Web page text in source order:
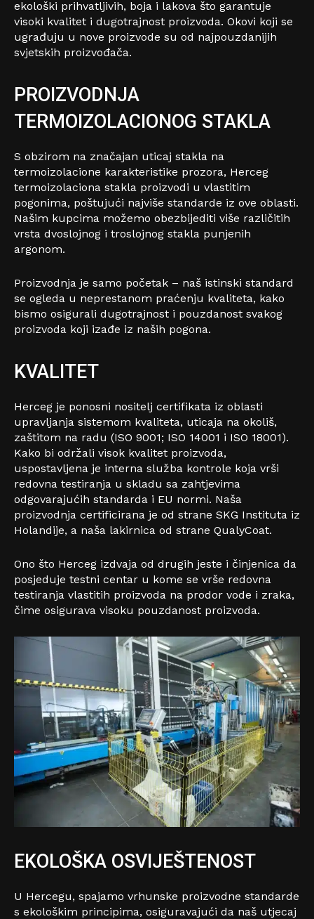
ekološki prihvatljivih, boja i lakova što garantuje
visoki kvalitet i dugotrajnost proizvoda. Okovi koji se
ugrađuju u nove proizvode su od najpouzdanijih
svjetskih proizvođača.
PROIZVODNJA
TERMOIZOLACIONOG STAKLA
S obzirom na značajan uticaj stakla na
termoizolacione karakteristike prozora, Herceg
termoizolaciona stakla proizvodi u vlastitim
pogonima, poštujući najviše standarde iz ove oblasti.
Našim kupcima možemo obezbijediti više različitih
vrsta dvoslojnog i troslojnog stakla punjenih
argonom.
Proizvodnja je samo početak – naš istinski standard
se ogleda u neprestanom praćenju kvaliteta, kako
bismo osigurali dugotrajnost i pouzdanost svakog
proizvoda koji izađe iz naših pogona.
KVALITET
Herceg je ponosni nositelj certifikata iz oblasti
upravljanja sistemom kvaliteta, uticaja na okoliš,
zaštitom na radu (ISO 9001; ISO 14001 i ISO 18001).
Kako bi održali visok kvalitet proizvoda,
uspostavljena je interna služba kontrole koja vrši
redovna testiranja u skladu sa zahtjevima
odgovarajućih standarda i EU normi. Naša
proizvodnja certificirana je od strane SKG Instituta iz
Holandije, a naša lakirnica od strane QualyCoat.
Ono što Herceg izdvaja od drugih jeste i činjenica da
posjeduje testni centar u kome se vrše redovna
testiranja vlastitih proizvoda na prodor vode i zraka,
čime osigurava visoku pouzdanost proizvoda.
EKOLOŠKA OSVIJEŠTENOST
U Hercegu, spajamo vrhunske proizvodne standarde
s ekološkim principima, osiguravajući da naš utjecaj